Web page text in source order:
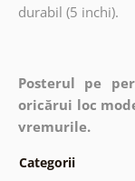
durabil (5 inchi).
Posterul pe
oricărui loc
vremurile.
Categorii